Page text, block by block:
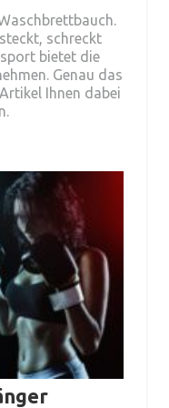
schreckt
bietet die
Genau das
Ihnen dabei